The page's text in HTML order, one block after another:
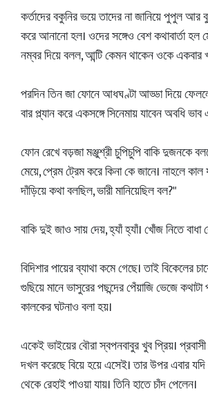
কর্তাদের বকুনির ভয়ে তাদের না জানিয়ে পুপুল
করে আনানো হল। ওদের সঙ্গেও বেশ কথাবার্তা হল
নম্বর দিয়ে বলল, আন্টি কেমন থাকেন ওকে একবার
পরদিন তিন জা ফোনে আধঘণ্টা আড্ডা দিয়ে
বার প্ল্যান করে একসঙ্গে সিনেমায় যাবেন অবধি
ফোন রেখে বড়জা মঞ্জুশ্রী চুপিচুপি বাকি দুজনকে
মেয়ে, প্রেম ট্রেম করে কিনা কে জানে। নাহলে
দাঁড়িয়ে কথা বলছিল, ভারী মানিয়েছিল বল?"
বাকি দুই জাও সায় দেয়, হ্যাঁ হ্যাঁ। খোঁজ নিতে বাধা
বিদিশার পায়ের ব্যাথা কমে গেছে। তাই বিকেলের
গুছিয়ে মানে ভাসুরের পছন্দের পেঁয়াজি ভেজে কথাটা
কালকের ঘটনাও বলা হয়।
একেই ভাইয়ের বৌরা স্বপনবাবুর খুব প্রিয়।
দখল করেছে বিয়ে হয়ে এসেই। তার উপর এবার যদি
থেকে রেহাই পাওয়া যায়। তিনি হাতে চাঁদ পেলেন।